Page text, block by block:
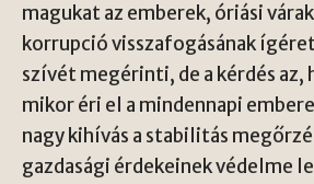
magukat az emberek, óriási
korrupció visszafogásának
szívét megérinti, de a kérdés az,
mikor éri el a mindennapi
nagy kihívás a stabilitás
gazdasági érdekeinek védelme